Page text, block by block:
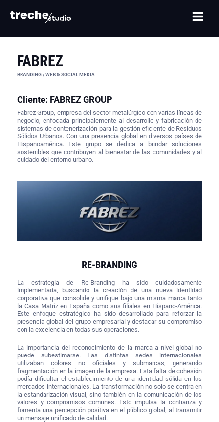
Main
FABREZ
BRANDING / WEB & SOCIAL MEDIA
Cliente: FABREZ GROUP
Fabrez Group, empresa del sector metalúrgico con varias líneas de
negocio, enfocada principalemente al desarrollo y fabricación de
sistemas de contenerización para la gestión eficiente de Residuos
Sólidos Urbanos. Con una presencia global en diversos países de
Hispanoamérica. Este grupo se dedica a brindar soluciones
sostenibles que contribuyen al bienestar de las comunidades y al
cuidado del entorno urbano.
RE-BRANDING
La estrategia de Re-Branding ha sido cuidadosamente
implementada, buscando la creación de una nueva identidad
corporativa que consolide y unifique bajo una misma marca tanto
la Casa Matriz en España como sus filiales en Hispano-América.
Este enfoque estratégico ha sido desarrollado para reforzar la
presencia global del grupo empresarial y destacar su compromiso
con la excelencia en todas sus operaciones.
La importancia del reconocimiento de la marca a nivel global no
puede subestimarse. Las distintas sedes internacionales
utilizaban colores no oficiales y submarcas, generando
fragmentación en la imagen de la empresa. Esta falta de cohesión
podía dificultar el establecimiento de una identidad sólida en los
mercados internacionales. La transformación no solo se centra en
la estandarización visual, sino también en la comunicación de los
valores y compromisos comunes. Esto impulsa la confianza y
fomenta una percepción positiva en el público global, al transmitir
un mensaje unificado de calidad.